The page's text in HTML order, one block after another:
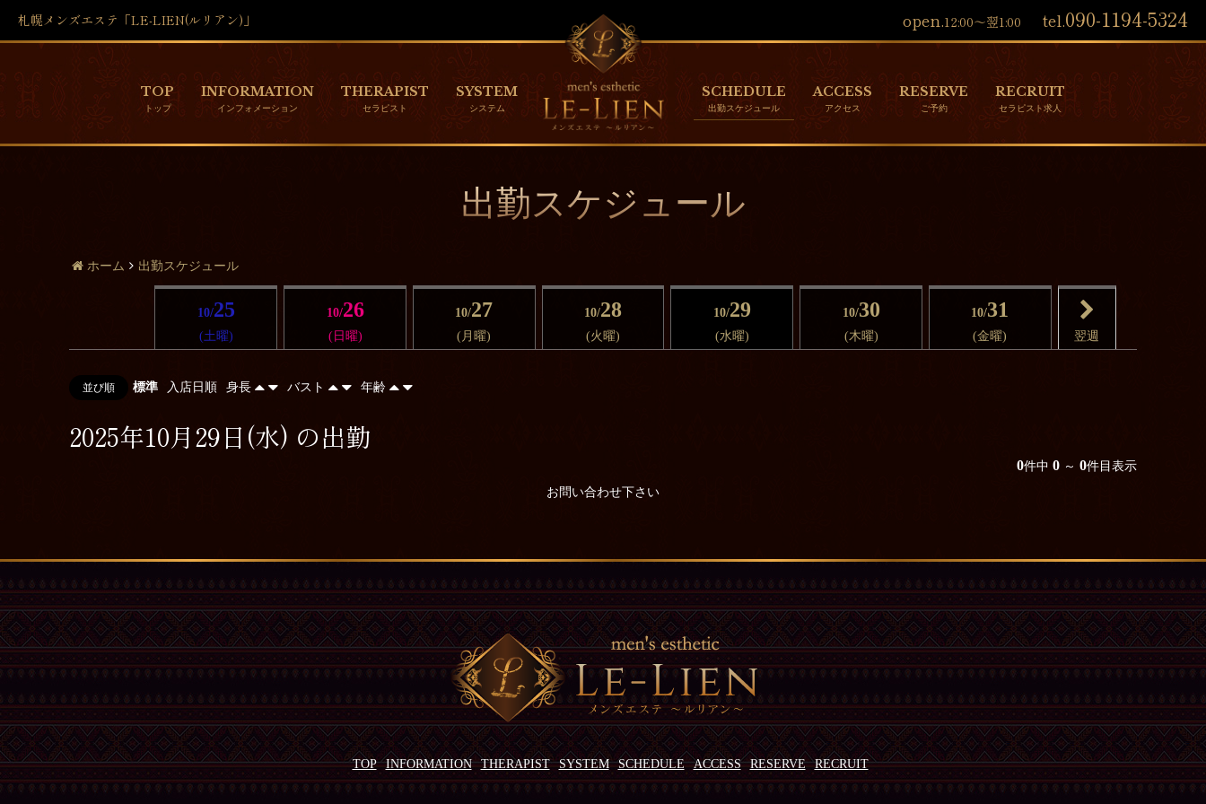
札幌メンズエステ「LE-LIEN(ルリアン)」 open.12:00～翌1:00 tel.090-1194-5324
TOP INFORMATION THERAPIST SYSTEM SCHEDULE ACCESS RESERVE RECRUIT
出勤スケジュール
ホーム 出勤スケジュール
10/25
(土曜)
10/26
(日曜)
10/27
(月曜)
10/28
(火曜)
10/29
(水曜)
10/30
(木曜)
10/31
(金曜) 翌週
並び順 標準 入店日順 身長 バスト 年齢
2025年10月29日(水) の出勤
0件中 0 ～ 0件目表示
お問い合わせ下さい
TOP INFORMATION THERAPIST SYSTEM SCHEDULE ACCESS RESERVE RECRUIT